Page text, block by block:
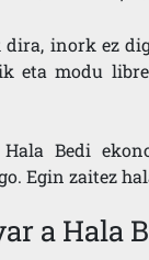
inork ez
eta modu
Bedi
Egin zaitez
a Hala